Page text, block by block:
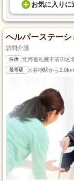
お気に入り に
ヘルパーステー
訪問介護
住所 北海道札幌市清田区
最寄駅 大谷地駅から